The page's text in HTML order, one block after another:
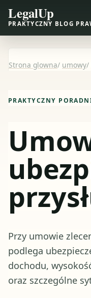
LegalUp
PRAKTYCZNY BLOG
Strona glowna/ umowy/
PRAKTYCZNY
Przy umowie
podlega
dochodu,
oraz szczególne